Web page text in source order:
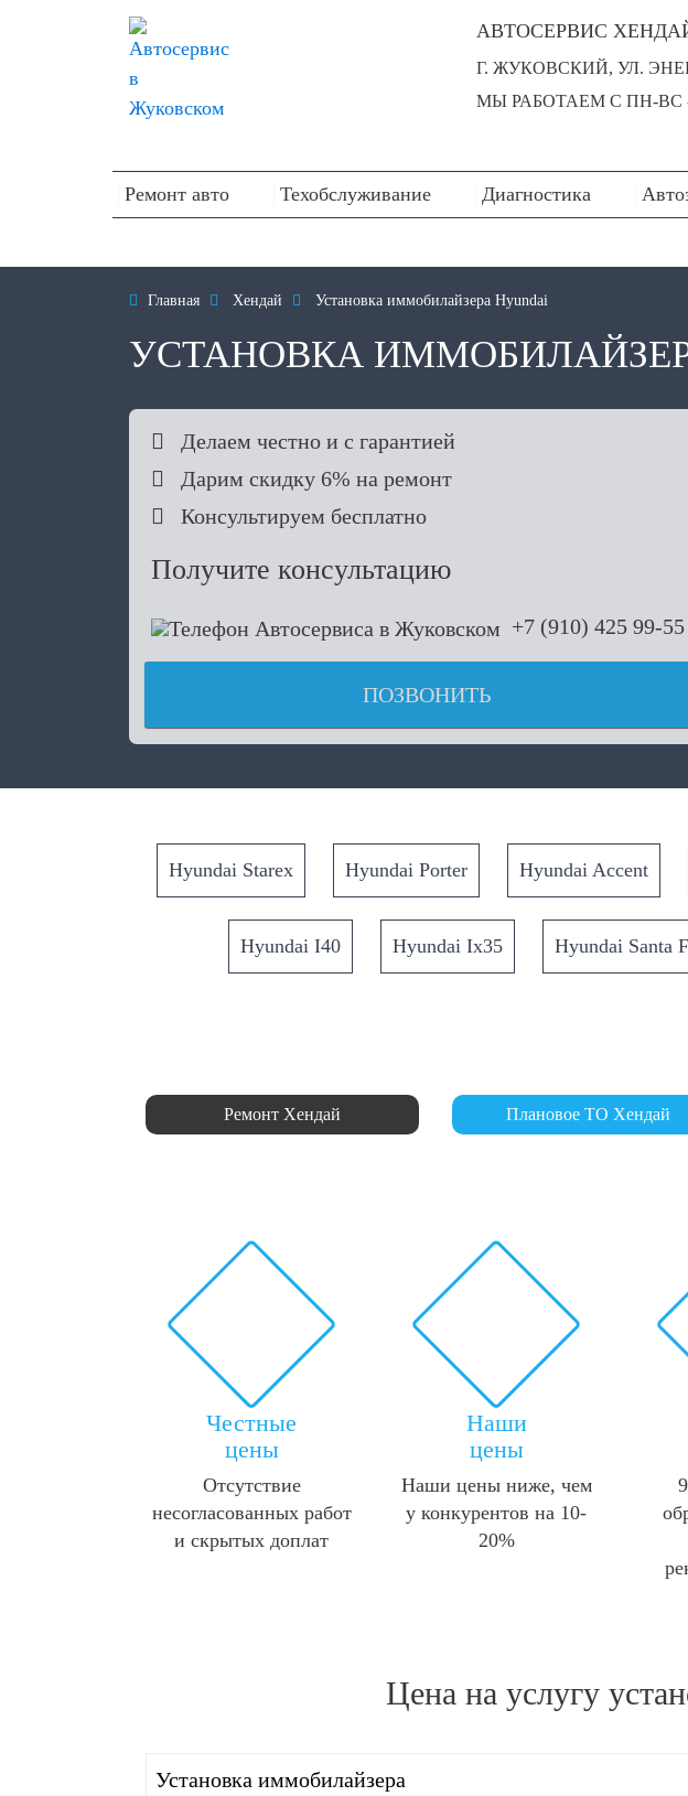
АВТОСЕРВИС
Г. ЖУКОВСКИЙ, УЛ.
МЫ РАБОТАЕМ С ПН-ВC -
Ремонт авто Техобслуживание Диагностика
 Главная  Хендай  Установка иммобилайзера Hyundai
УСТАНОВКА
 Делаем честно и с гарантией
 Дарим скидку 6% на ремонт
 Консультируем бесплатно
Получите консультацию
+7 (910) 425 99-55
ПОЗВОНИТЬ
Hyundai Starex Hyundai Porter Hyundai Accent
Hyundai I40 Hyundai Ix35 Hyundai Santa
Ремонт Хендай Плановое ТО Хендай
Честные
цены
Отсутствие
несогласованных работ
и скрытых доплат
Наши
цены
Наши цены ниже, чем
у конкурентов на 10-
20%
Цена на услугу
Установка иммобилайзера